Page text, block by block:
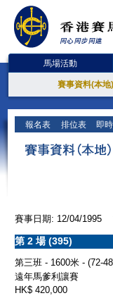
馬場活動
賽事資料(本地)
報名表 排位表 即
賽事日期: 12/04/1995
第 2 場 (395)
第三班 - 1600米 - (72-
遠年馬爹利讓賽
HK$ 420,000